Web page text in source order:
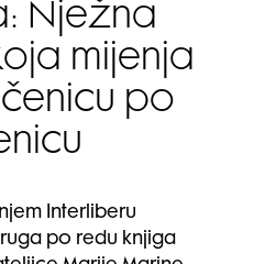
Nježna
mijenja
po
Interliberu
po redu knjiga